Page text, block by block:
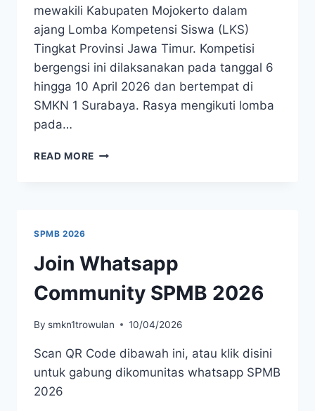
mewakili Kabupaten Mojokerto dalam
ajang Lomba Kompetensi Siswa (LKS)
Tingkat Provinsi Jawa Timur. Kompetisi
bergengsi ini dilaksanakan pada tanggal 6
hingga 10 April 2026 dan bertempat di
SMKN 1 Surabaya. Rasya mengikuti lomba
pada…
READ MORE SISWA
LKS
PROVINSI
BIDANG
ITNSA
SPMB 2026
Join Whatsapp
Community SPMB 2026
By smkn1trowulan 10/04/2026
Scan QR Code dibawah ini, atau klik disini
untuk gabung dikomunitas whatsapp SPMB
2026